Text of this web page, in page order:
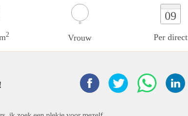
2 Vrouw
09
Per direct